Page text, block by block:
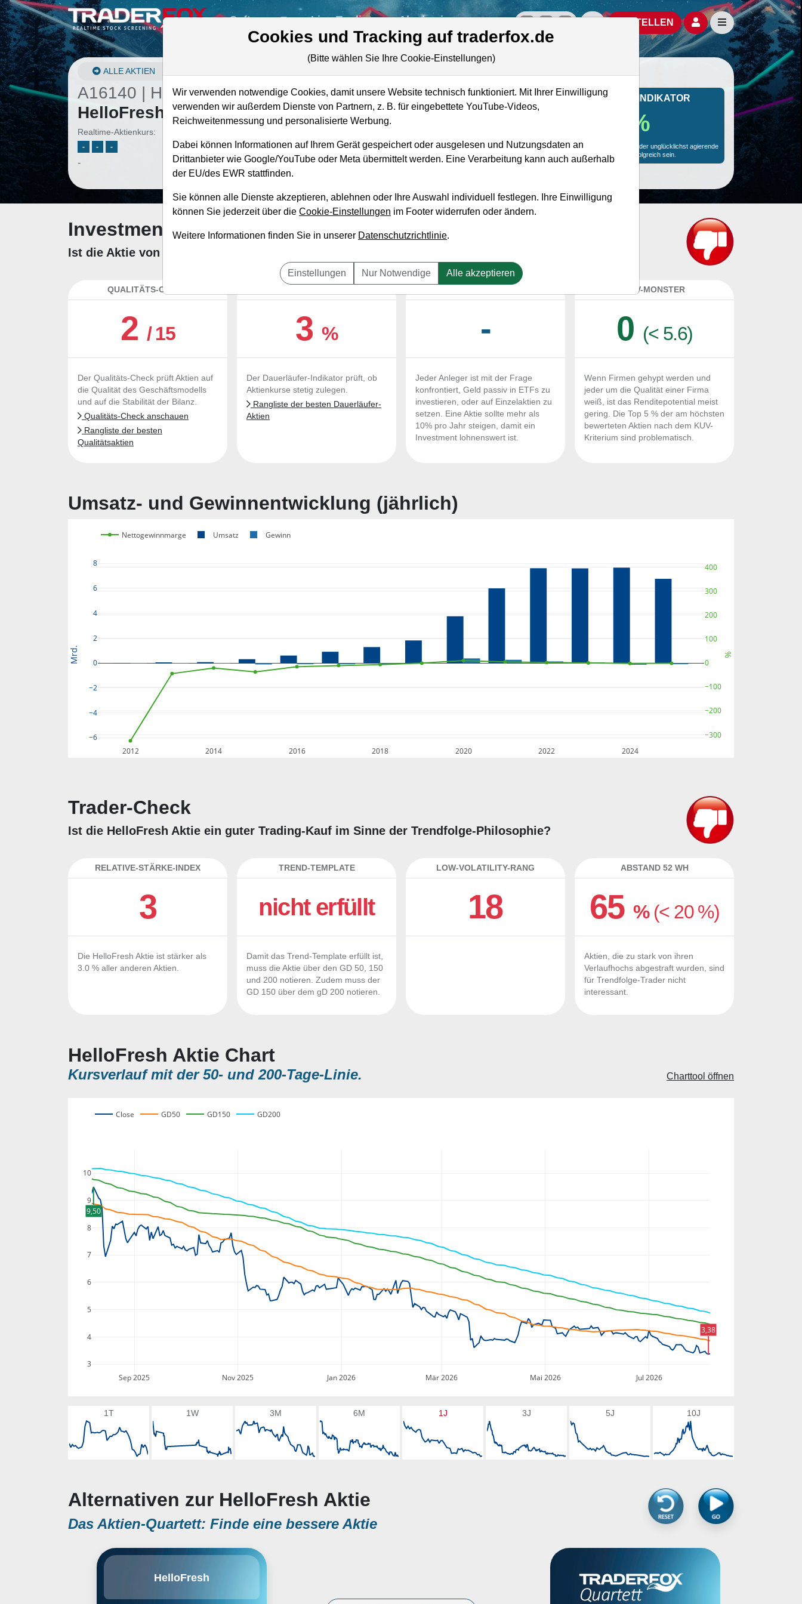
Software Live-Trading Akademie offizielle Social Media-AccountsAktien- und Artikelsuche öffnen
BESTELLEN Seitennavigation
ALLE AKTIEN
A16140 | HFG–
HelloFresh Aktie
Realtime-Aktienkurs:
- - -
-
Marktkapitalisierung 501,20 Mio. EUR
Unternehmenswert
Umsatz 6,76 Mrd. EUR
MONKEY-TRADER INDIKATOR
9.1 %
Mit 9.1 % Wahrscheinlichkeit wird selbst der unglücklichst agierende
Trader mit dieser Aktie erfolgreich sein.
Investment-Check: Kaufempfehlung?
Ist die Aktie von HelloFresh zum Kaufen und Liegenlassen geeignet?
QUALITÄTS-CHECK
2 / 15
Der Qualitäts-Check prüft Aktien auf
die Qualität des Geschäftsmodells
und auf die Stabilität der Bilanz.
Qualitäts-Check anschauen
Rangliste der besten
Qualitätsaktien
3%
Der Dauerläufer-Indikator prüft, ob
Aktienkurse stetig zulegen.
Rangliste der besten Dauerläufer-
Aktien
-
Jeder Anleger ist mit der Frage
konfrontiert, Geld passiv in ETFs zu
investieren, oder auf Einzelaktien zu
setzen. Eine Aktie sollte mehr als
10% pro Jahr steigen, damit ein
Investment lohnenswert ist.
KUV-MONSTER
0 (< 5.6)
Wenn Firmen gehypt werden und
jeder um die Qualität einer Firma
weiß, ist das Renditepotential meist
gering. Die Top 5 % der am höchsten
bewerteten Aktien nach dem KUV-
Kriterium sind problematisch.
Umsatz- und Gewinnentwicklung (jährlich)
2012 2014 2016 2018 2020 2022 2024
−6
−4
−2
0
2
4
6
8
−300
−200
−100
0
100
200
300
400
Nettogewinnmarge Umsatz Gewinn
Mrd. %
Trader-Check
Ist die HelloFresh Aktie ein guter Trading-Kauf im Sinne der Trendfolge-Philosophie?
RELATIVE-STÄRKE-INDEX
3
Die HelloFresh Aktie ist stärker als
3.0 % aller anderen Aktien.
TREND-TEMPLATE
nicht erfüllt
Damit das Trend-Template erfüllt ist,
muss die Aktie über den GD 50, 150
und 200 notieren. Zudem muss der
GD 150 über dem gD 200 notieren.
LOW-VOLATILITY-RANG
18
ABSTAND 52 WH
65% (< 20 %)
Aktien, die zu stark von ihren
Verlaufhochs abgestraft wurden, sind
für Trendfolge-Trader nicht
interessant.
HelloFresh Aktie Chart
Kursverlauf mit der 50- und 200-Tage-Linie. Charttool öffnen
Sep 2025 Nov 2025 Jan 2026 Mär 2026 Mai 2026 Jul 2026
3
4
5
6
7
8
9
10
Close GD50 GD150 GD200
9,50
3,38
1T 1W 3M 6M 1J 3J 5J 10J
Alternativen zur HelloFresh Aktie
Das Aktien-Quartett: Finde eine bessere Aktie
HelloFresh
Konsumgüterunternehmen, das
gelieferte Mahlzeitenlösungen für
Cookies und Tracking auf traderfox.de
(Bitte wählen Sie Ihre Cookie-Einstellungen)
Wir verwenden notwendige Cookies, damit unsere Website technisch funktioniert. Mit Ihrer Einwilligung
verwenden wir außerdem Dienste von Partnern, z. B. für eingebettete YouTube-Videos,
Reichweitenmessung und personalisierte Werbung.
Dabei können Informationen auf Ihrem Gerät gespeichert oder ausgelesen und Nutzungsdaten an
Drittanbieter wie Google/YouTube oder Meta übermittelt werden. Eine Verarbeitung kann auch außerhalb
der EU/des EWR stattfinden.
Sie können alle Dienste akzeptieren, ablehnen oder Ihre Auswahl individuell festlegen. Ihre Einwilligung
können Sie jederzeit über die Cookie-Einstellungen im Footer widerrufen oder ändern.
Weitere Informationen finden Sie in unserer Datenschutzrichtlinie.
Einstellungen Nur Notwendige Alle akzeptieren